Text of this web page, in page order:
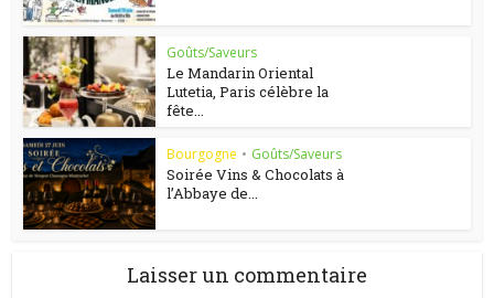
Goûts/Saveurs
Le Mandarin Oriental
Lutetia, Paris célèbre la
fête...
Bourgogne • Goûts/Saveurs
Soirée Vins & Chocolats à
l’Abbaye de...
Laisser un commentaire